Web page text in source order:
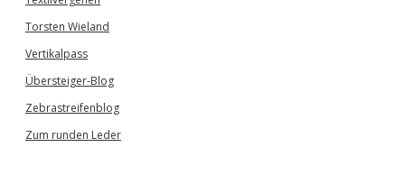
Torsten Wieland
Vertikalpass
Übersteiger-Blog
Zebrastreifenblog
Zum runden Leder